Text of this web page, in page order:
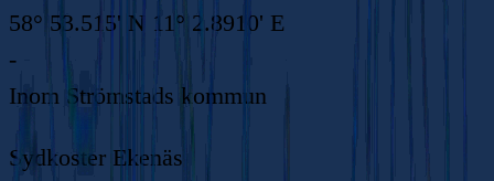
58° 53.515' N 11° 2.8910' E
-
Inom Strömstads kommun
Sydkoster Ekenäs